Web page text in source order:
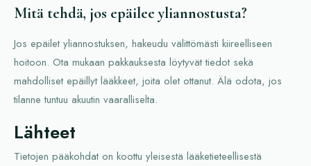
Mitä tehdä, jos epäilee yliannostusta?
Jos epäilet yliannostuksen, hakeudu välittömästi kiireelliseen
hoitoon. Ota mukaan pakkauksesta löytyvät tiedot sekä
mahdolliset epäillyt lääkkeet, joita olet ottanut. Älä odota, jos
tilanne tuntuu akuutin vaaralliselta.
Lähteet
Tietojen pääkohdat on koottu yleisestä lääketieteellisestä